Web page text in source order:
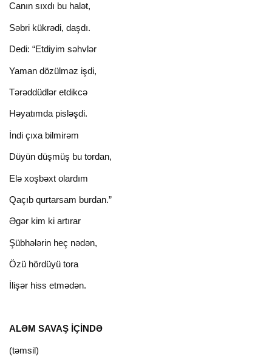
Canın sıxdı bu halət,
Səbri kükrədi, daşdı.
Dedi: “Etdiyim səhvlər
Yaman dözülməz işdi,
Tərəddüdlər etdikcə
Həyatımda pisləşdi.
İndi çıxa bilmirəm
Düyün düşmüş bu tordan,
Elə xoşbəxt olardım
Qaçıb qurtarsam burdan.”
Əgər kim ki artırar
Şübhələrin heç nədən,
Özü hördüyü tora
İlişər hiss etmədən.
ALƏM SAVAŞ İÇİNDƏ
(təmsil)